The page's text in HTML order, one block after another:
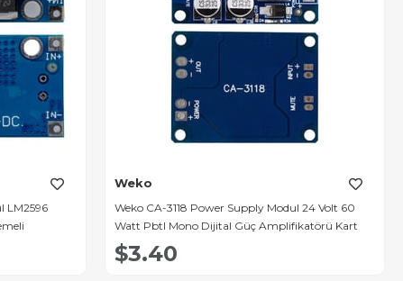
LM2596
Weko
Weko CA-3118 Power Supply Modul 24 Volt 60
Watt Pbtl Mono Dijital Güç Amplifikatörü Kart
$3.40